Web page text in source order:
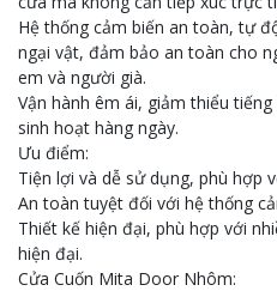
Hệ thống cảm biến an toàn, tự
ngại vật, đảm bảo an toàn cho
em và người già.
Vận hành êm ái, giảm thiểu
sinh hoạt hàng ngày.
Ưu điểm:
Tiện lợi và dễ sử dụng, phù hợp
An toàn tuyệt đối với hệ thống
Thiết kế hiện đại, phù hợp với
hiện đại.
Cửa Cuốn Mita Door Nhôm: